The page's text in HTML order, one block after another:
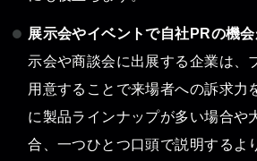
展示会やイベントで自社PRの機
示会や商談会に出展する企業は、
用意することで来場者への訴求力
に製品ラインナップが多い場合や
合、一つひとつ口頭で説明するよ